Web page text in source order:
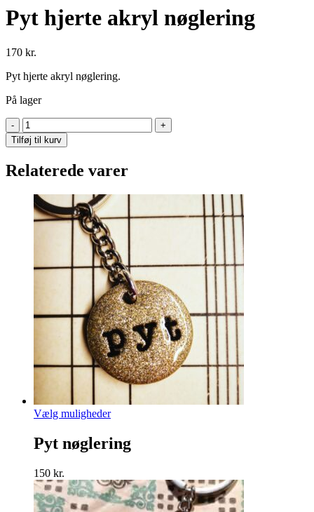
Pyt hjerte akryl nøglering
170 kr.
Pyt hjerte akryl nøglering.
På lager
Pyt
hjerte
akryl
antal
Tilføj til kurv
Relaterede varer
Vælg mulighederDette
har
flere
kan
vælges
Pyt nøglering
150 kr.